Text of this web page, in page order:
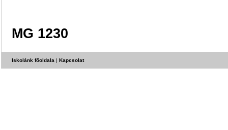
MG 1230
Iskolánk főoldala | Kapcsolat